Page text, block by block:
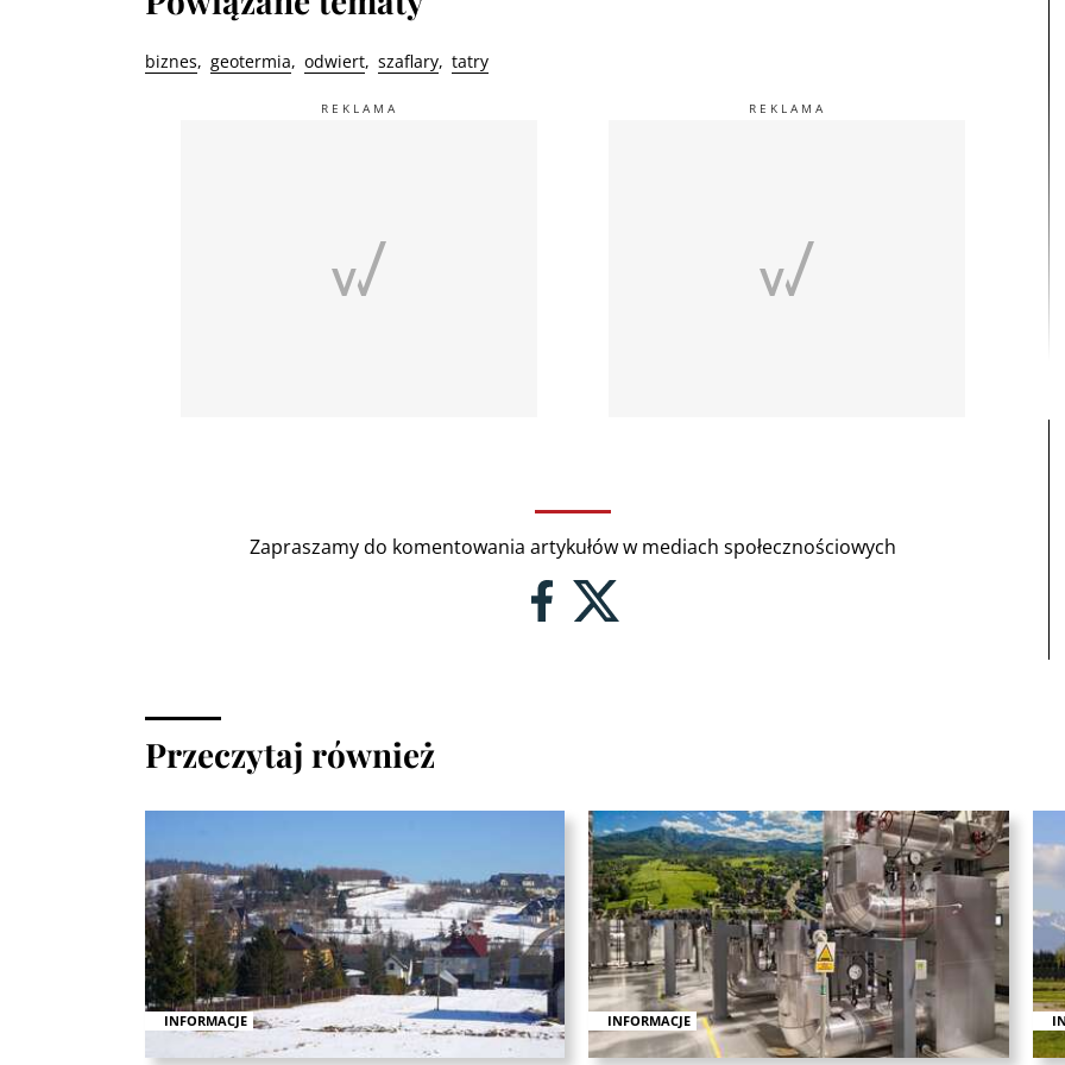
biznes geotermia odwiert szaflary tatry
Zapraszamy do komentowania artykułów w mediach społecznościowych
Przeczytaj również
INFORMACJE INFORMACJE